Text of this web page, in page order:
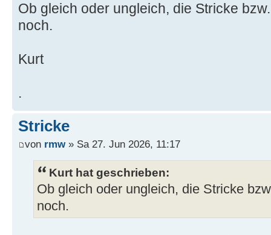
Ob gleich oder ungleich, die Stricke
noch.
Kurt
.
Stricke
von rmw» Sa 27. Jun 2026, 11:17
Kurt hat geschrieben:
Ob gleich oder ungleich, die Stricke
noch.